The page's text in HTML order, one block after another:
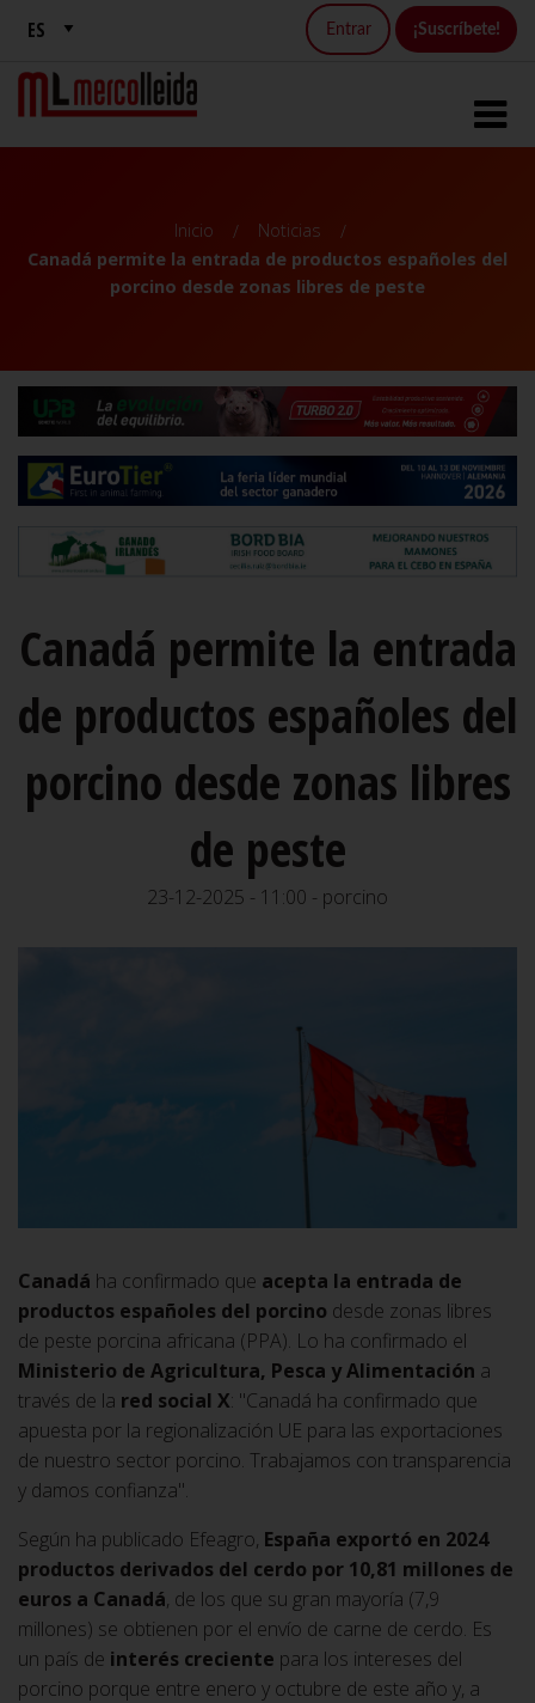
Entrar ¡Suscríbete!
Inicio
Noticias
Canadá permite la entrada de productos españoles del
porcino desde zonas libres de peste
Canadá permite la entrada
de productos españoles del
porcino desde zonas libres
de peste
23-12-2025 - 11:00 - porcino
Canadá ha confirmado que acepta la entrada de
productos españoles del porcino desde zonas libres
de peste porcina africana (PPA). Lo ha confirmado el
Ministerio de Agricultura, Pesca y Alimentación a
través de la red social X: "Canadá ha confirmado que
apuesta por la regionalización UE para las exportaciones
de nuestro sector porcino. Trabajamos con transparencia
y damos confianza".
Según ha publicado Efeagro, España exportó en 2024
productos derivados del cerdo por 10,81 millones de
euros a Canadá, de los que su gran mayoría (7,9
millones) se obtienen por el envío de carne de cerdo. Es
un país de interés creciente para los intereses del
porcino porque entre enero y octubre de este año y, a